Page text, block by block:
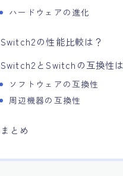
ハードウェアの進化
Switch2の性能比較は？
Switch2とSwitchの互換性
ソフトウェアの互換性
周辺機器の互換性
まとめ